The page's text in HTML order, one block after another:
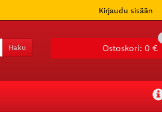
Kirjaudu sisään
Haku Ostoskori: 0 €